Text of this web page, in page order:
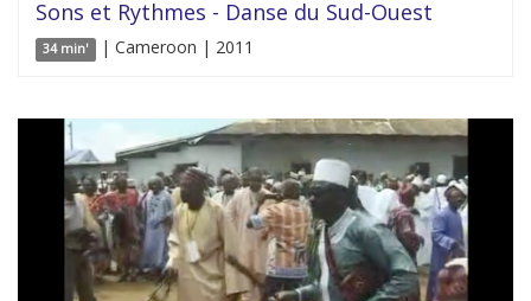
Sons et Rythmes - Danse du Sud-Ouest
34 min' | Cameroon | 2011